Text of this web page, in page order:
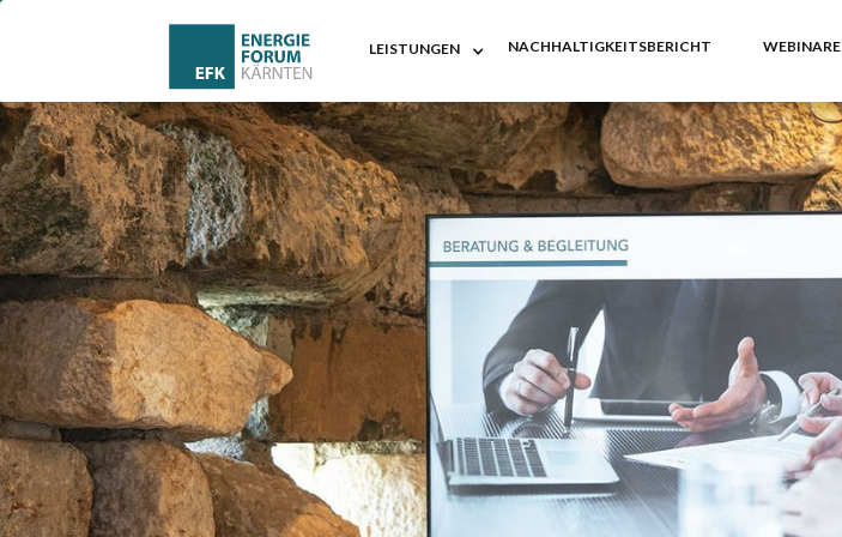
LEISTUNGEN NACHHALTIGKEITSBERICHT WEBINARE